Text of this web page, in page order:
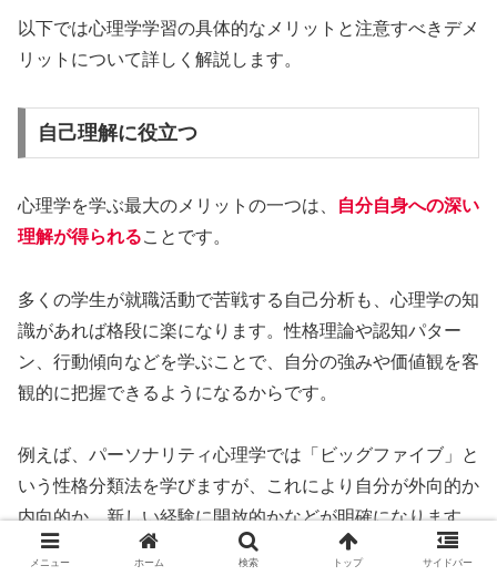
以下では心理学学習の具体的なメリットと注意すべきデメ
リットについて詳しく解説します。
自己理解に役立つ
心理学を学ぶ最大のメリットの一つは、
自分自身への深い
理解が得られることです。
多くの学生が就職活動で苦戦する自己分析も、心理学の知
識があれば格段に楽になります。性格理論や認知パター
ン、行動傾向などを学ぶことで、自分の強みや価値観を客
観的に把握できるようになるからです。
例えば、パーソナリティ心理学では「ビッグファイブ」と
いう性格分類法を学びますが、これにより自分が外向的か
内向的か、新しい経験に開放的かなどが明確になります。
メニュー ホーム 検索 トップ サイドバー